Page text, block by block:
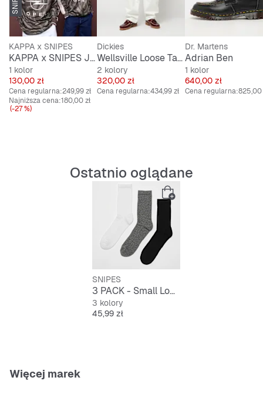
KAPPA x SNIPES
KAPPA x SNIPES Jersey AOP
1 kolor
Cena
130,00 zł
Cena regularna:249,99 zł
Najniższa cena:180,00 zł
(-27 %)
Dickies
Wellsville Loose Tapered Twill Pants
2 kolory
Cena
320,00 zł
Cena regularna:434,99 zł
Dr. Martens
Adrian Ben
1 kolor
Cena
640,00 zł
Cena regularna:825,00
Ostatnio oglądane
SNIPES
3 PACK - Small Logo Essential Crew Socks
3 kolory
Cena
45,99 zł
Więcej marek